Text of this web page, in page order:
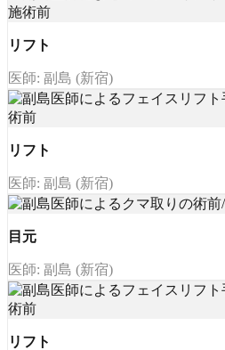
リフト
医師: 副島 (新宿)
リフト
医師: 副島 (新宿)
目元
医師: 副島 (新宿)
リフト